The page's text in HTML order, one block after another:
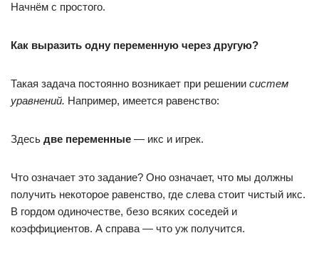
Начнём с простого.
Как выразить одну переменную через другую?
Такая задача постоянно возникает при решении систем
уравнений. Например, имеется равенство:
Здесь две переменные — икс и игрек.
Что означает это задание? Оно означает, что мы должны
получить некоторое равенство, где слева стоит чистый икс.
В гордом одиночестве, безо всяких соседей и
коэффициентов. А справа — что уж получится.